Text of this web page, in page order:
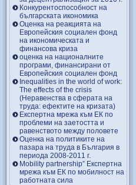
Конкурентоспособност на
българската икономика
Оценка на реакцията на
Европейския социален фонд
на икономическата и
финансова криза
оценка на националните
програми, финансирани от
Европейския социален фонд
Inequalities in the world of work:
The effects of the crisis
(Неравенства в сферата на
труда: ефектите на кризата)
Експертна мрежа към ЕК по
проблеми на заетостта и
равенството между половете
Оценка на политиките на
пазара на труда в България в
периода 2008-2011 г.
Mobility partnership” Експертна
мрежа към ЕК по мобилност на
работната сила